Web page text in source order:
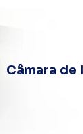
Câmara de